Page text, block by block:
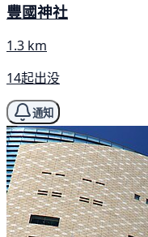
豐國神社
1.3 km
14起出没
通知